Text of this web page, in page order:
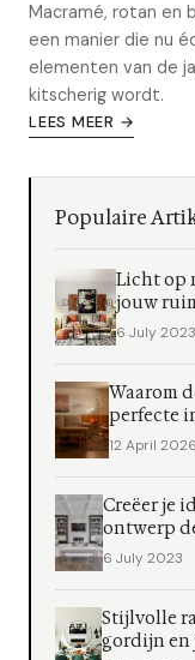
Macramé, rotan en
een manier die nu
elementen van de
kitscherig wordt.
LEES MEER →
Populaire
Licht op
jouw
6 July 2023
Waarom
perfecte
12 April 2026
Creëer je
ontwerp
6 July 2023
Stijlvolle
gordijn en